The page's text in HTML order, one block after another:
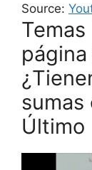
Source:
sumas
Último